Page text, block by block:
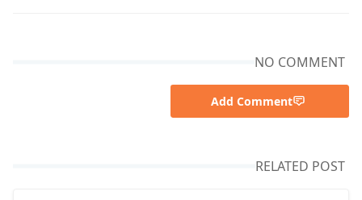
NO COMMENT
Add Comment
RELATED POST